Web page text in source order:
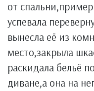
от
успевала
вынесла её из
место,закрыла
раскидала бельё
диване,а она на